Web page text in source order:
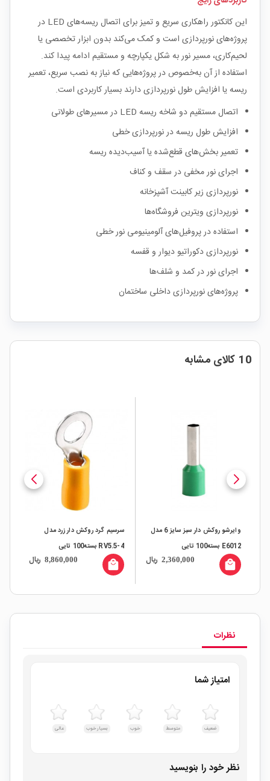
این کانکتور راهکاری سریع و تمیز برای اتصال ریسه‌های LED در
پروژه‌های نورپردازی است و کمک می‌کند بدون ابزار تخصصی یا
لحیم‌کاری، مسیر نور به شکل یکپارچه و مستقیم ادامه پیدا کند.
استفاده از آن به‌خصوص در پروژه‌هایی که نیاز به نصب سریع، تعمیر
ریسه یا افزایش طول نورپردازی دارند بسیار کاربردی است.
اتصال مستقیم دو شاخه ریسه LED در مسیرهای طولانی
افزایش طول ریسه در نورپردازی خطی
تعمیر بخش‌های قطع‌شده یا آسیب‌دیده ریسه
اجرای نور مخفی در سقف و کناف
نورپردازی زیر کابینت آشپزخانه
نورپردازی ویترین فروشگاه‌ها
استفاده در پروفیل‌های آلومینیومی نور خطی
نورپردازی دکوراتیو دیوار و قفسه
اجرای نور در کمد و شلف‌ها
پروژه‌های نورپردازی داخلی ساختمان
10 کالای مشابه
وایرشو روکش دار سبز سایز 6 مدل
E6012 بسته100 تایی
2,360,000 ریال local_mall
سرسیم گرد روکش دار زرد مدل
RV5.5-4 بسته100 تایی
8,860,000 ریال local_mall
نظرات
امتیاز شما
ضعیف متوسط خوب بسیار خوب عالی
نظر خود را بنویسید